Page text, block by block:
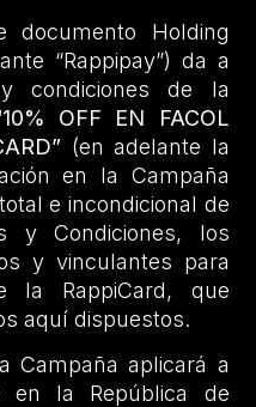
documento Holding
“Rappipay”) da a
condiciones de la
OFF EN FACOL
(en adelante la
en la Campaña
e incondicional de
y Condiciones, los
y vinculantes para
la RappiCard, que
aquí dispuestos.
Campaña aplicará a
en la República de